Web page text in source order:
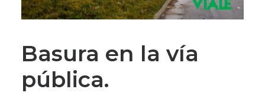
RECAUDACIONES
Basura en la vía
pública.